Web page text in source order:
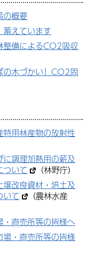
の概要
えています
整備によるCO2吸収
の木づかい」CO2固
特用林産物の放射性
調理加熱用の薪及
ついて
（林野庁）
改良資材・培土及
いて
（農林水産
直売所等の皆様へ
・直売所等の皆様